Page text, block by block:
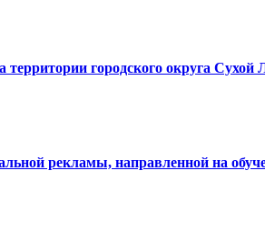
городского округа
рекламы, направленной на